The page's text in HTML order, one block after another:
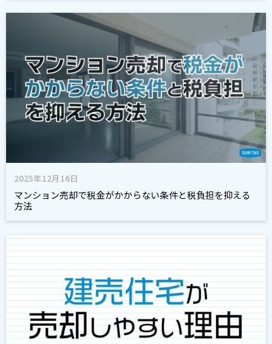
2025年12月16日
マンション売却で税金がかからない条件と税負担を抑える
方法